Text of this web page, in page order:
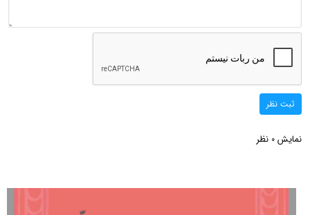
ثبت نظر
نمایش 0 نظر